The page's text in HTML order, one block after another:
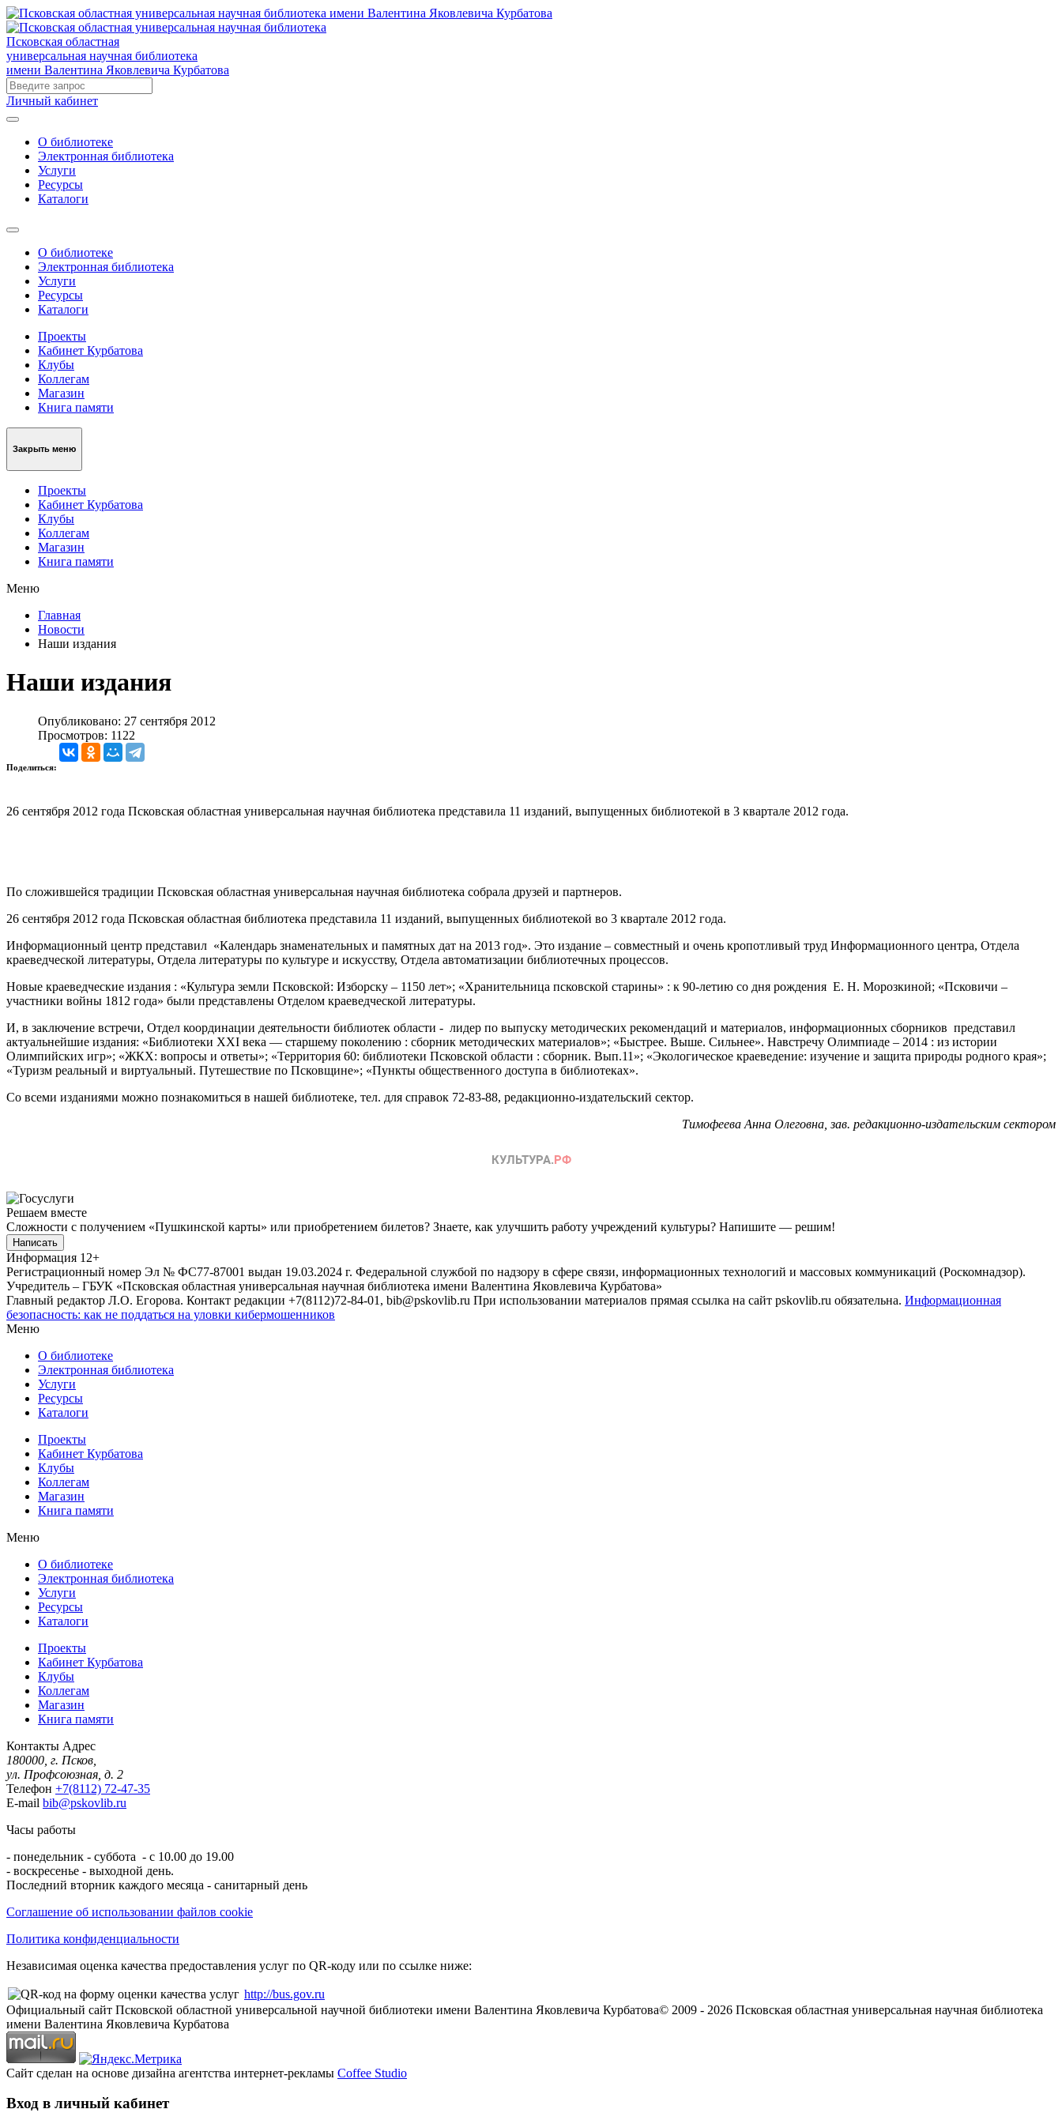
Псковская областная
универсальная научная библиотека
имени Валентина Яковлевича Курбатова
Личный кабинет
О библиотеке
Электронная библиотека
Услуги
Ресурсы
Каталоги
О библиотеке
Электронная библиотека
Услуги
Ресурсы
Каталоги
Проекты
Кабинет Курбатова
Клубы
Коллегам
Магазин
Книга памяти
Закрыть меню
Проекты
Кабинет Курбатова
Клубы
Коллегам
Магазин
Книга памяти
Меню
Главная
Новости
Наши издания
Наши издания
Опубликовано: 27 сентября 2012
Просмотров: 1122
Поделиться:
26 сентября 2012 года Псковская областная универсальная научная библиотека представила 11 изданий, выпущенных библиотекой в 3 квартале 2012 года.
По сложившейся традиции Псковская областная универсальная научная библиотека собрала друзей и партнеров.
26 сентября 2012 года Псковская областная библиотека представила 11 изданий, выпущенных библиотекой во 3 квартале 2012 года.
Информационный центр представил «Календарь знаменательных и памятных дат на 2013 год». Это издание – совместный и очень кропотливый труд Информационного центра, Отдела
краеведческой литературы, Отдела литературы по культуре и искусству, Отдела автоматизации библиотечных процессов.
Новые краеведческие издания : «Культура земли Псковской: Изборску – 1150 лет»; «Хранительница псковской старины» : к 90-летию со дня рождения Е. Н. Морозкиной; «Псковичи –
участники войны 1812 года» были представлены Отделом краеведческой литературы.
И, в заключение встречи, Отдел координации деятельности библиотек области - лидер по выпуску методических рекомендаций и материалов, информационных сборников представил
актуальнейшие издания: «Библиотеки XXI века — старшему поколению : сборник мето­дических материалов»; «Быстрее. Выше. Сильнее». Навстречу Олимпиаде – 2014 : из истории
Олимпийских игр»; «ЖКХ: вопросы и ответы»; «Территория 60: библиотеки Псковской области : сборник. Вып.11»; «Экологическое краеведение: изучение и защита природы родного края»;
«Туризм реальный и виртуальный. Путешествие по Псковщине»; «Пункты общественного доступа в библиотеках».
Со всеми изданиями можно познакомиться в нашей библиотеке, тел. для справок 72-83-88, редакционно-издательский сектор.
Тимофеева Анна Олеговна, зав. редакционно-издательским сектором
Решаем вместе
Сложности с получением «Пушкинской карты» или приобретением билетов? Знаете, как улучшить работу учреждений культуры? Напишите — решим!
Написать
Информация 12+
Регистрационный номер Эл № ФС77-87001 выдан 19.03.2024 г. Федеральной службой по надзору в сфере связи, информационных технологий и массовых коммуникаций (Роскомнадзор).
Учредитель – ГБУК «Псковская областная универсальная научная библиотека имени Валентина Яковлевича Курбатова»
Главный редактор Л.О. Егорова. Контакт редакции +7(8112)72-84-01, bib@pskovlib.ru При использовании материалов прямая ссылка на сайт pskovlib.ru обязательна. Информационная
безопасность: как не поддаться на уловки кибермошенников
Меню
О библиотеке
Электронная библиотека
Услуги
Ресурсы
Каталоги
Проекты
Кабинет Курбатова
Клубы
Коллегам
Магазин
Книга памяти
Меню
О библиотеке
Электронная библиотека
Услуги
Ресурсы
Каталоги
Проекты
Кабинет Курбатова
Клубы
Коллегам
Магазин
Книга памяти
Контакты Адрес
180000, г. Псков,
ул. Профсоюзная, д. 2
Телефон +7(8112) 72-47-35
E-mail bib@pskovlib.ru
Часы работы
- понедельник - суббота - с 10.00 до 19.00
- воскресенье - выходной день.
Последний вторник каждого месяца - санитарный день
Соглашение об использовании файлов cookie
Политика конфиденциальности
Независимая оценка качества предоставления услуг по QR-коду или по ссылке ниже:
http://bus.gov.ru
Официальный сайт Псковской областной универсальной научной библиотеки имени Валентина Яковлевича Курбатова© 2009 - 2026 Псковская областная универсальная научная библиотека
имени Валентина Яковлевича Курбатова
Сайт сделан на основе дизайна агентства интернет-рекламы Coffee Studio
Вход в личный кабинет